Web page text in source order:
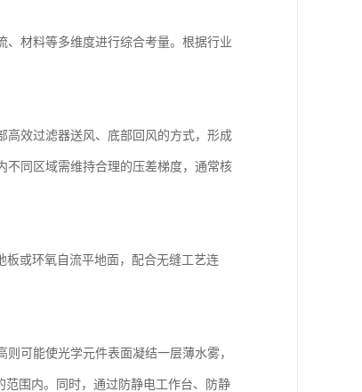
、材料等多维度进行综合考量。根据行业
高效过滤器送风、底部回风的方式，形成
不同区域需维持合理的压差梯度，通常核
板或环氧自流平地面，配合无缝工艺连
可能使光学元件表面凝结一层薄水雾，
围内。同时，通过防静电工作台、防静